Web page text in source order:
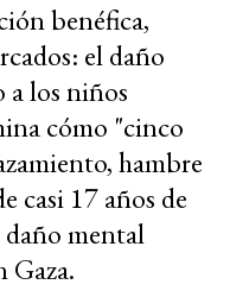
benéfica,
el daño
los niños
cómo "cinco
hambre
casi 17 años de
mental
Gaza.